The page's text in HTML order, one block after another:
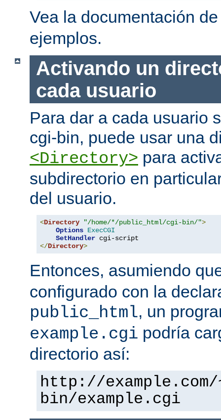
Vea la documentación
ejemplos.
Activando un
cada usuario
Para dar a cada usuario
cgi-bin, puede usar una
<Directory> para
subdirectorio en
del usuario.
<Directory "/home/*/public_html/cgi-bin/">
Options ExecCGI
SetHandler
</Directory>
Entonces, asumiendo
configurado con la
public_html, un
example.cgi podría
directorio así:
http://
bin/example.cgi